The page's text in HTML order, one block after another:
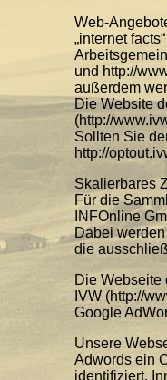
Web-
„internet
und http://
außerdem
Die Website
(http://
Sollten Sie
http://
Skalierbares
Für die
INFOnline
Dabei
die
Die Webseite
IVW (http://
Google
Unsere
Adwords ein
identifiziert.